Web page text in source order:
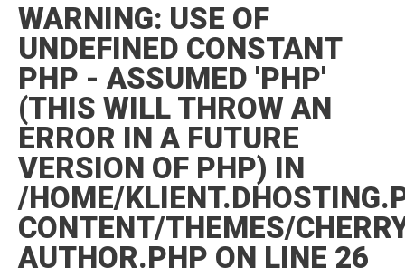
WARNING: USE OF
UNDEFINED CONSTANT
PHP - ASSUMED 'PHP'
(THIS WILL THROW AN
ERROR IN A FUTURE
VERSION OF PHP) IN
/HOME/
CONTENT/THEMES/
AUTHOR.PHP ON LINE 26